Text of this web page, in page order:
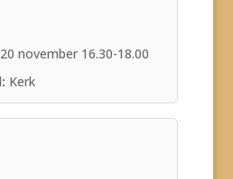
20 november 16.30-18.00
Kerk